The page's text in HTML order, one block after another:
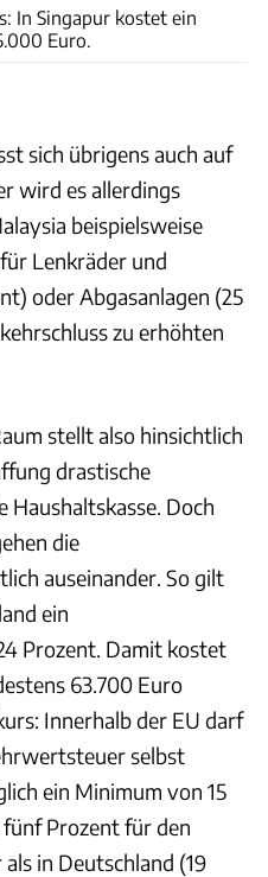
In Singapur kostet ein
Euro.
sich übrigens auch auf
wird es allerdings
beispielsweise
Lenkräder und
oder Abgasanlagen (25
zu erhöhten
stellt also hinsichtlich
drastische
Haushaltskasse. Doch
die
auseinander. So gilt
ein
Prozent. Damit kostet
63.700 Euro
Innerhalb der EU darf
selbst
ein Minimum von 15
Prozent für den
in Deutschland (19